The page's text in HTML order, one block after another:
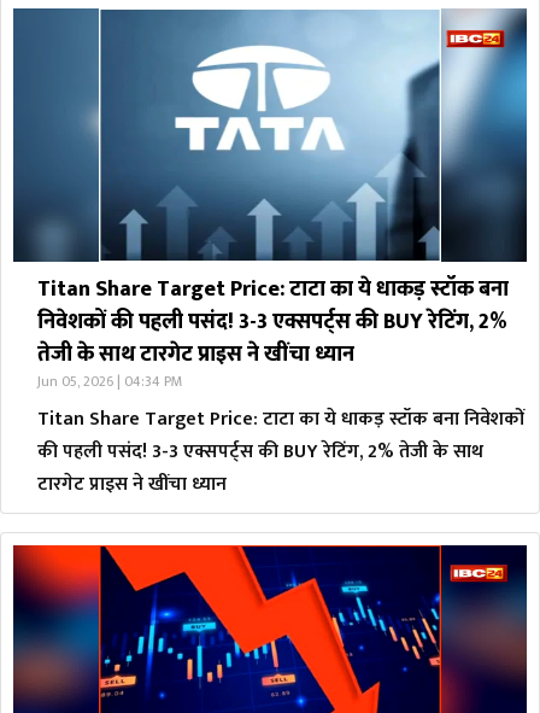
Titan Share Target Price: टाटा का ये धाकड़ स्टॉक बना
निवेशकों की पहली पसंद! 3-3 एक्सपर्ट्स की BUY रेटिंग, 2%
तेजी के साथ टारगेट प्राइस ने खींचा ध्यान
Jun 05, 2026 | 04:34 PM
Titan Share Target Price: टाटा का ये धाकड़ स्टॉक बना निवेशकों
की पहली पसंद! 3-3 एक्सपर्ट्स की BUY रेटिंग, 2% तेजी के साथ
टारगेट प्राइस ने खींचा ध्यान